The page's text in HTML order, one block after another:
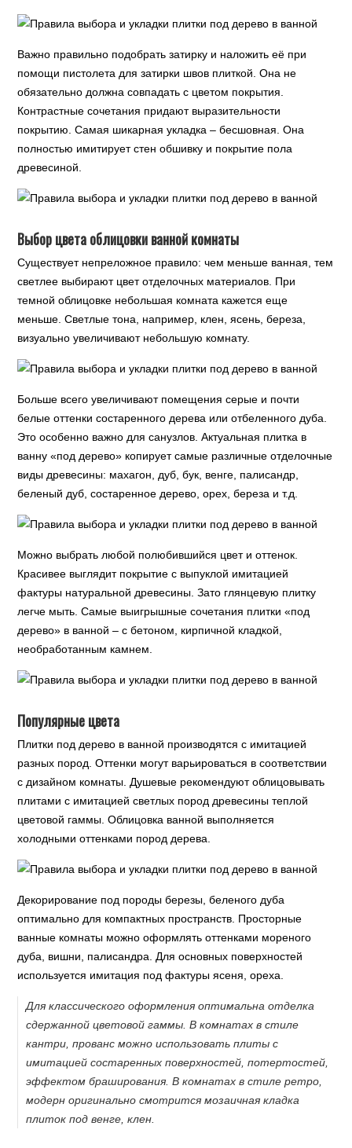
Важно правильно подобрать затирку и наложить её при
помощи пистолета для затирки швов плиткой. Она не
обязательно должна совпадать с цветом покрытия.
Контрастные сочетания придают выразительности
покрытию. Самая шикарная укладка – бесшовная. Она
полностью имитирует стен обшивку и покрытие пола
древесиной.
Выбор цвета облицовки ванной комнаты
Существует непреложное правило: чем меньше ванная, тем
светлее выбирают цвет отделочных материалов. При
темной облицовке небольшая комната кажется еще
меньше. Светлые тона, например, клен, ясень, береза,
визуально увеличивают небольшую комнату.
Больше всего увеличивают помещения серые и почти
белые оттенки состаренного дерева или отбеленного дуба.
Это особенно важно для санузлов. Актуальная плитка в
ванну «под дерево» копирует самые различные отделочные
виды древесины: махагон, дуб, бук, венге, палисандр,
беленый дуб, состаренное дерево, орех, береза и т.д.
Можно выбрать любой полюбившийся цвет и оттенок.
Красивее выглядит покрытие с выпуклой имитацией
фактуры натуральной древесины. Зато глянцевую плитку
легче мыть. Самые выигрышные сочетания плитки «под
дерево» в ванной – с бетоном, кирпичной кладкой,
необработанным камнем.
Популярные цвета
Плитки под дерево в ванной производятся с имитацией
разных пород. Оттенки могут варьироваться в соответствии
с дизайном комнаты. Душевые рекомендуют облицовывать
плитами с имитацией светлых пород древесины теплой
цветовой гаммы. Облицовка ванной выполняется
холодными оттенками пород дерева.
Декорирование под породы березы, беленого дуба
оптимально для компактных пространств. Просторные
ванные комнаты можно оформлять оттенками мореного
дуба, вишни, палисандра. Для основных поверхностей
используется имитация под фактуры ясеня, ореха.
Для классического оформления оптимальна отделка
сдержанной цветовой гаммы. В комнатах в стиле
кантри, прованс можно использовать плиты с
имитацией состаренных поверхностей, потертостей,
эффектом браширования. В комнатах в стиле ретро,
модерн оригинально смотрится мозаичная кладка
плиток под венге, клен.